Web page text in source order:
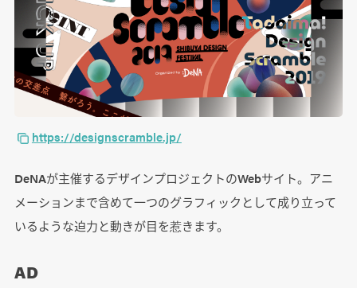
https://designscramble.jp/
DeNAが主催するデザインプロジェクトのWebサイト。アニ
メーションまで含めて一つのグラフィックとして成り立って
いるような迫力と動きが目を惹きます。
AD